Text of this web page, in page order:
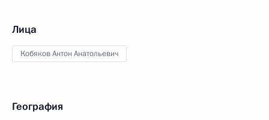
Лица
Кобяков Антон Анатольевич
География